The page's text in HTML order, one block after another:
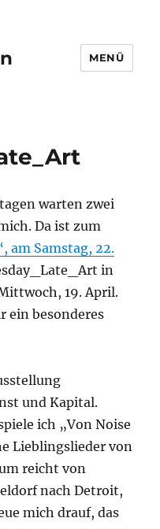
MENÜ
warten zwei
Da ist zum
am Samstag, 22.
in
19. April.
ein besonderes
und Kapital.
ich „Von Noise
Lieblingslieder von
reicht von
nach Detroit,
mich drauf, das